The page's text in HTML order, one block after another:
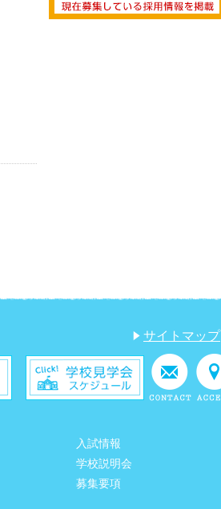
サイトマップ
入試情報
学校説明会
募集要項